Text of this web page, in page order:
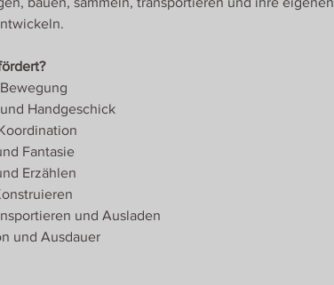
Handgeschick
Fantasie
Erzählen
und Ausladen
und Ausdauer